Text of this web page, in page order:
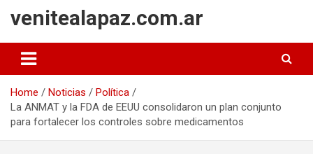
venitealapaz.com.ar
Home Noticias
Política
La ANMAT y la FDA de EEUU consolidaron un plan conjunto
para fortalecer los controles sobre medicamentos